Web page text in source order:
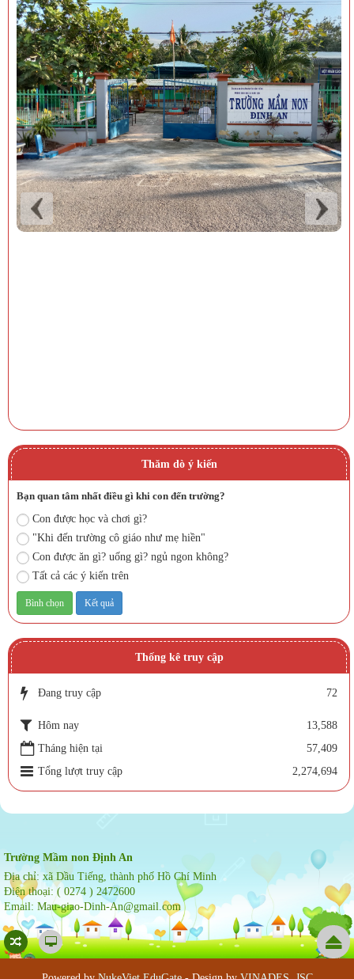
Thăm dò ý kiến
Bạn quan tâm nhất điều gì khi con đến trường?
Con được học và chơi gì?
"Khi đến trường cô giáo như mẹ hiền"
Con được ăn gì? uống gì? ngủ ngon không?
Tất cả các ý kiến trên
Thống kê truy cập
Đang truy cập 72
Hôm nay
13,588
Tháng hiện tại
57,409
Tổng lượt truy cập
2,274,694
Trường Mầm non Định An
Địa chỉ: xã Dầu Tiếng, thành phố Hồ Chí Minh
Điện thoại: ( 0274 ) 2472600
Email: Mau-giao-Dinh-An@gmail.com